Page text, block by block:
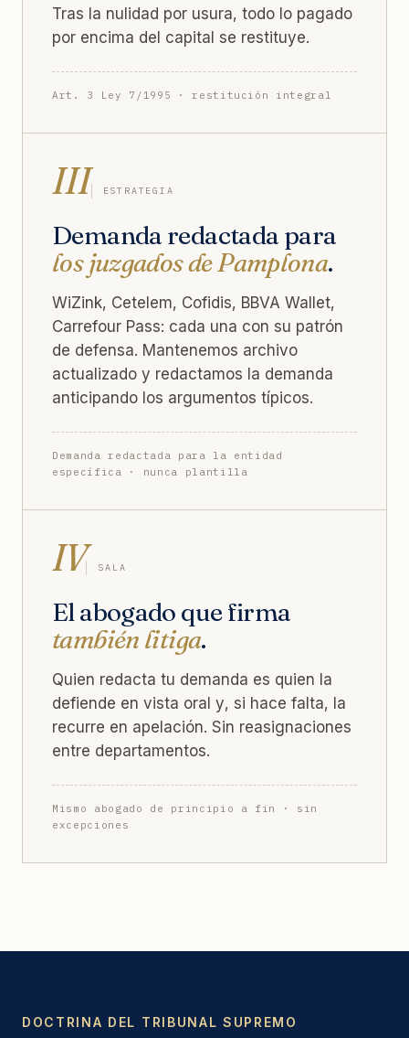
Tras la nulidad por usura, todo lo pagado
por encima del capital se restituye.
Art. 3 Ley 7/1995 · restitución integral
III ESTRATEGIA
Demanda redactada para
los juzgados de Pamplona.
WiZink, Cetelem, Cofidis, BBVA Wallet,
Carrefour Pass: cada una con su patrón
de defensa. Mantenemos archivo
actualizado y redactamos la demanda
anticipando los argumentos típicos.
Demanda redactada para la entidad
específica · nunca plantilla
IV SALA
El abogado que firma
también litiga.
Quien redacta tu demanda es quien la
defiende en vista oral y, si hace falta, la
recurre en apelación. Sin reasignaciones
entre departamentos.
Mismo abogado de principio a fin · sin
excepciones
DOCTRINA DEL TRIBUNAL SUPREMO